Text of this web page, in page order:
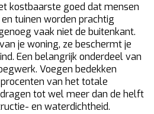
kostbaarste goed dat mensen
tuinen worden prachtig
vaak niet de buitenkant.
je woning, ze beschermt je
Een belangrijk onderdeel van
Voegen bedekken
van het totale
tot wel meer dan de helft
en waterdichtheid.